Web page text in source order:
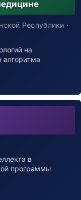
Республики ·
на
в
программы